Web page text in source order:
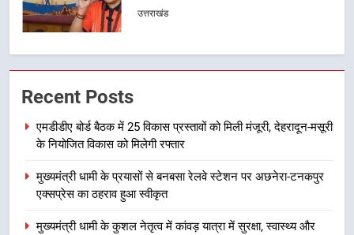
से युवाओं ने लिया नशामुक्त भारत का
उत्तराखंड
1
उत्तराखंड
मुख्यमंत्री धामी के प्रयासों से बनबसा रेलवे
स्टेशन पर अछनेरा-टनकपुर एक्सप्रेस का
ठहराव हुआ स्वीकृत
उत्तराखंड
Recent Posts
एमडीडीए बोर्ड बैठक में 25 विकास प्रस्तावों को मिली मंजूरी, देहरादून-मसूरी
के नियोजित विकास को मिलेगी रफ्तार
मुख्यमंत्री धामी के प्रयासों से बनबसा रेलवे स्टेशन पर अछनेरा-टनकपुर
एक्सप्रेस का ठहराव हुआ स्वीकृत
मुख्यमंत्री धामी के कुशल नेतृत्व में कांवड़ यात्रा में सुरक्षा, स्वास्थ्य और